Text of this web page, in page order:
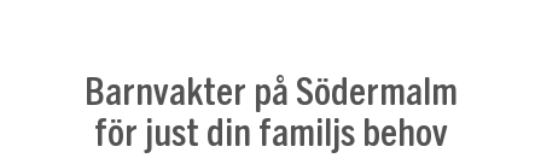
Barnvakter på Södermalm
för just din familjs behov